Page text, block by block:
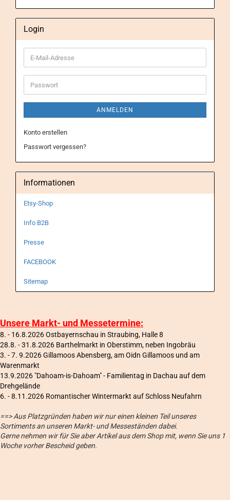
Login
E-
Mail-
Adresse
Passwort
ANMELDEN
Konto erstellen
Passwort vergessen?
Informationen
Etsy-Shop
Info B2B
Presse
FACEBOOK
Sitemap
Unsere Markt- und Messetermine:
8. - 16.8.2026 Ostbayernschau in Straubing, Halle 8
28.8. - 31.8.2026 Barthelmarkt in Oberstimm, neben Ingobräu
3. - 7. 9.2026 Gillamoos Abensberg, am Oidn Gillamoos und am
Warenmarkt
13.9.2026 "Dahoam-is-Dahoam" - Familientag in Dachau auf dem
Drehgelände
6. - 8.11.2026 Romantischer Wintermarkt auf Schloss Neufahrn
==> Aus Platzgründen haben wir nur einen kleinen Teil unseres
Sortiments an unseren Markt- und Messeständen dabei.
Gerne nehmen wir für Sie aber Artikel aus dem Shop mit, wenn Sie uns 1
Woche vorher Bescheid geben.